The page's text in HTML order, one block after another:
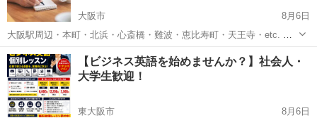
大阪市
8月6日
大阪駅周辺・本町・北浜・心斎橋・難波・恵比寿町・天王寺・etc. ✅
学習方法にお悩みの方 ✅これから勉強を始める方 ✅自分のレベルを知
りたい ✅自分に合った学習法が知りたい ✅どうやったら話せるように
なるの...
大阪 大阪市 英語 プロフィール
【ビジネス英語を始めませんか？】社会人・
大学生歓迎！
東大阪市
8月6日